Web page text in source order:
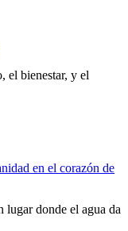
el bienestar, y el
en el corazón de
lugar donde el agua da